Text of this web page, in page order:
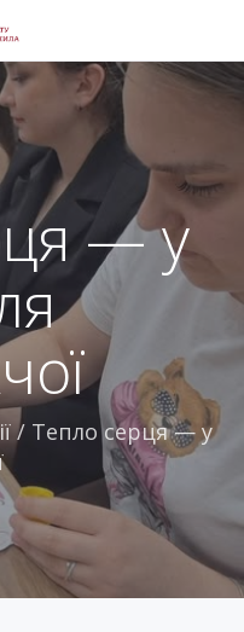
— у
/ Тепло серця — у